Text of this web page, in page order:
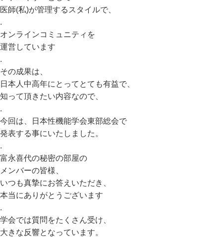
医師(私)が管理するスタイルで、
.
オンラインコミュニティを
運営しています
.
その成果は、
日本人中高年にとってとても有益で、
知って頂きたい内容なので、
.
今回は、日本性機能学会東部総会で
発表する事にいたしました。
.
富永喜代の秘密の部屋の
メンバーの皆様、
いつも真摯にお答えいただき、
本当にありがとうございます
.
学会では質問をたくさん受け、
大きな反響となっています。